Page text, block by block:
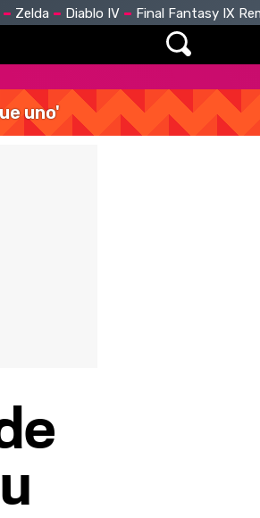
Zelda Diablo IV Final Fantasy IX
uno'